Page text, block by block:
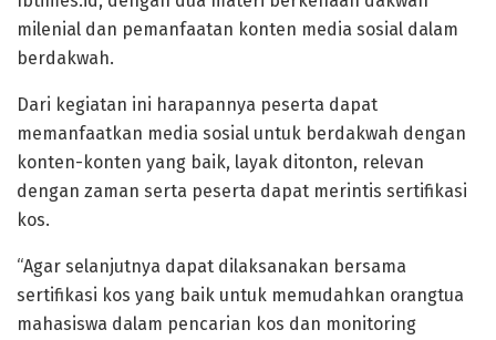
milenial dan pemanfaatan konten media sosial dalam
berdakwah.
Dari kegiatan ini harapannya peserta dapat
memanfaatkan media sosial untuk berdakwah dengan
konten-konten yang baik, layak ditonton, relevan
dengan zaman serta peserta dapat merintis sertifikasi
kos.
“Agar selanjutnya dapat dilaksanakan bersama
sertifikasi kos yang baik untuk memudahkan orangtua
mahasiswa dalam pencarian kos dan monitoring